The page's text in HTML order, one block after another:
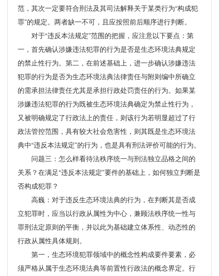
范，其次一定要符合刑法及其司法解释关于某类行为“构成犯
罪”的规定。两者缺一不可，且应按照前后顺序进行判断。
对于“违反本法规定”范围的把握，应注意以下要点：第
一，首先确认涉嫌违法犯罪的行为是否是生态环境法典规定
的禁止性行为。第二，在前述基础上，进一步确认涉嫌违法
犯罪的行为是否为生态环境法典法律责任与附则编中所确立
的需承担法律责任尤其是承担行政处罚责任的行为。如果某
涉嫌违法犯罪的行为既被生态环境法典确定为禁止性行为，
又被明确规定了行政法上的责任，则该行为若明显超过了行
政法管控范围，具有较大社会危害性，则其既是生态环境法
典中“违反本法规定”的行为，也是具有刑法评价可能的行为。
问题三：怎么样看待法秩序统一与刑法独立品格之间的
关系？在满足“违反本法规定”要件的基础上，如何独立判断是
否构成犯罪？
高巍：对于违反生态环境法典的行为，在判断其是否成
立犯罪时，应当以行政从属性为中心，兼顾法秩序统一性与
罪刑法定原则的平衡，并以此为基础建立体系性、动态性的
行政从属性具体规则。
第一，生态环境犯罪领域中的概念性构成要件要素，必
须严格从属于生态环境法典等前置性行政法的概念界定。行